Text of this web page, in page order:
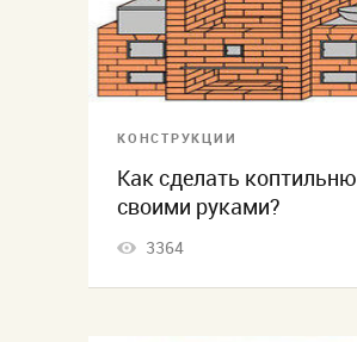
КОНСТРУКЦИИ
Как сделать коптильню
своими руками?
3364